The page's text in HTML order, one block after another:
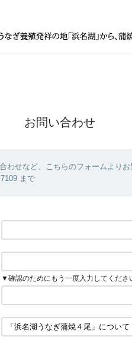
お問い合わせ
わせなど、こちらのフォームより
まで
▼確認のためにもう一度入力してくださ